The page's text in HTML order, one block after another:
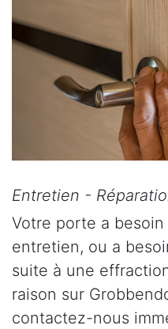
Entretien -
Votre porte a
entretien, ou a
suite à une
raison sur
contactez-nous